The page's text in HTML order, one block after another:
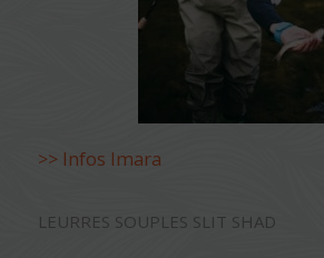
>> Infos Imara
LEURRES SOUPLES SLIT SHAD